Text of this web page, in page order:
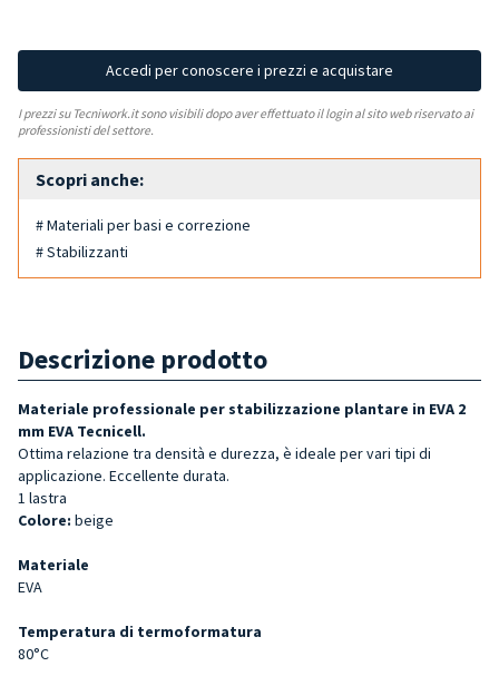
Accedi per conoscere i prezzi e acquistare
I prezzi su Tecniwork.it sono visibili dopo aver effettuato il login al sito web riservato ai
professionisti del settore.
Scopri anche:
# Materiali per basi e correzione
# Stabilizzanti
Descrizione prodotto
Materiale professionale per stabilizzazione plantare in EVA 2
mm EVA Tecnicell.
Ottima relazione tra densità e durezza, è ideale per vari tipi di
applicazione. Eccellente durata.
1 lastra
Colore: beige
Materiale
EVA
Temperatura di termoformatura
80°C